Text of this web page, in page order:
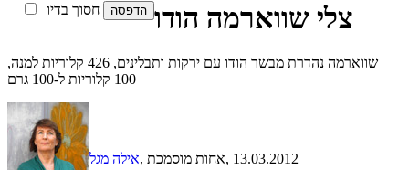
חסוך בדיו צלי שווארמה הודו
שווארמה נהדרת מבשר הודו עם ירקות ותבלינים, 426 קלוריות למנה,
100 קלוריות ל-100 גרם
אילה מגל , אחות מוסמכת, 13.03.2012